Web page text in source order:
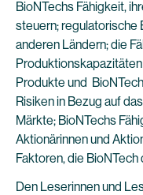
BioNTechs Fähigkeit,
steuern; regulatorische
anderen Ländern; die
Produkte und
Risiken in Bezug auf
Märkte; BioNTechs
Aktionärinnen und
Faktoren, die
Den Leserinnen und